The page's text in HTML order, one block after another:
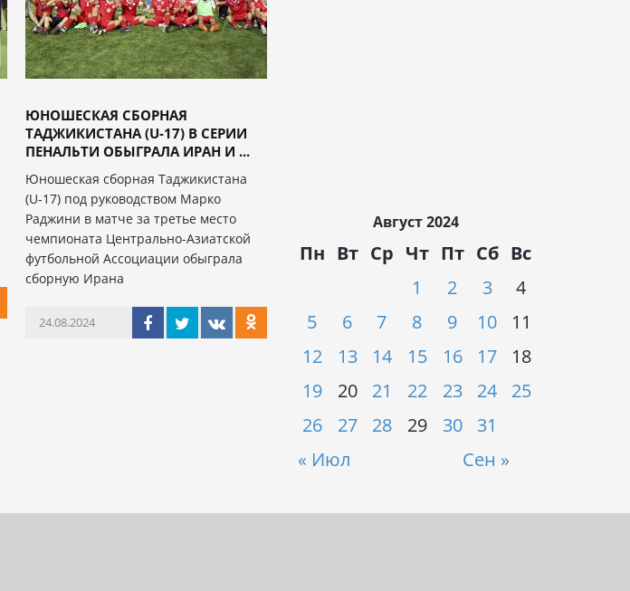
ЮНОШЕСКАЯ СБОРНАЯ
ТАДЖИКИСТАНА (U-17) В СЕРИИ
ПЕНАЛЬТИ ОБЫГРАЛА ИРАН И ...
Юношеская сборная Таджикистана
(U-17) под руководством Марко
Раджини в матче за третье место
чемпионата Центрально-Азиатской
футбольной Ассоциации обыграла
сборную Ирана
24.08.2024
Август 2024
Пн Вт Ср Чт Пт Сб Вс
« Июл Сен »
1 2 3
4
5
6 7 8 9 10
11
12
13 14 15 16 17
18
19
20 21 22 23 24
25
26
27 28 29 30 31